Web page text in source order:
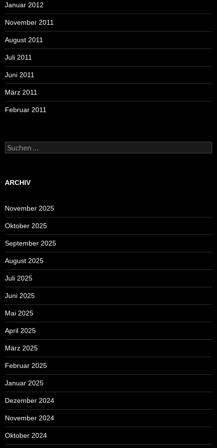
Januar 2012
November 2011
August 2011
Juli 2011
Juni 2011
März 2011
Februar 2011
Suchen
nach:
ARCHIV
November 2025
Oktober 2025
September 2025
August 2025
Juli 2025
Juni 2025
Mai 2025
April 2025
März 2025
Februar 2025
Januar 2025
Dezember 2024
November 2024
Oktober 2024